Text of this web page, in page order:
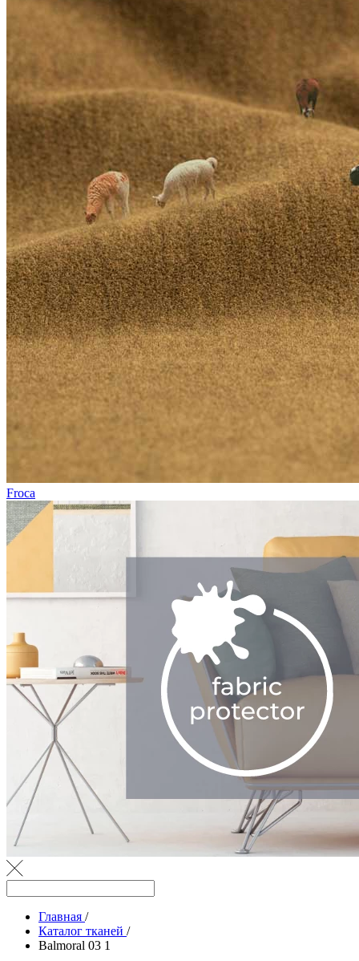
Froca
Главная /
Каталог тканей /
Balmoral 03 1